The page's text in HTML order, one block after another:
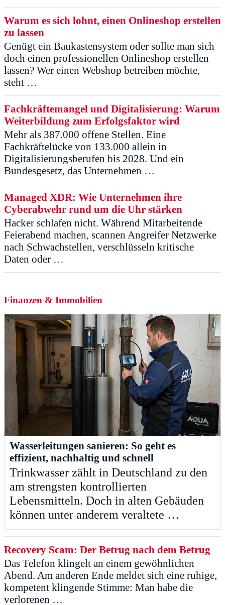
Warum es sich lohnt, einen Onlineshop erstellen
zu lassen
Genügt ein Baukastensystem oder sollte man sich
doch einen professionellen Onlineshop erstellen
lassen? Wer einen Webshop betreiben möchte,
steht …
Fachkräftemangel und Digitalisierung: Warum
Weiterbildung zum Erfolgsfaktor wird
Mehr als 387.000 offene Stellen. Eine
Fachkräftelücke von 133.000 allein in
Digitalisierungsberufen bis 2028. Und ein
Bundesgesetz, das Unternehmen …
Managed XDR: Wie Unternehmen ihre
Cyberabwehr rund um die Uhr stärken
Hacker schlafen nicht. Während Mitarbeitende
Feierabend machen, scannen Angreifer Netzwerke
nach Schwachstellen, verschlüsseln kritische
Daten oder …
Finanzen & Immobilien
Wasserleitungen sanieren: So geht es
effizient, nachhaltig und schnell
Trinkwasser zählt in Deutschland zu den
am strengsten kontrollierten
Lebensmitteln. Doch in alten Gebäuden
können unter anderem veraltete …
Recovery Scam: Der Betrug nach dem Betrug
Das Telefon klingelt an einem gewöhnlichen
Abend. Am anderen Ende meldet sich eine ruhige,
kompetent klingende Stimme: Man habe die
verlorenen …